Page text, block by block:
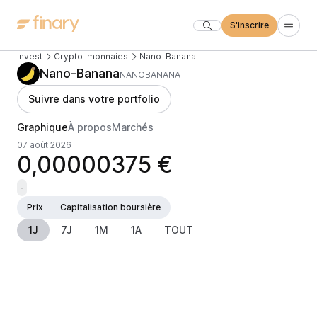
S'inscrire
Invest Crypto-monnaies Nano-Banana
Nano-BananaNANOBANANA
Suivre dans votre portfolio
GraphiqueÀ proposMarchés
07 août 2026
0,00000375 €
-
Prix
Capitalisation boursière
1J 7J 1M 1A TOUT